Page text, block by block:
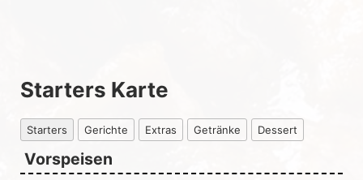
Starters Karte
Starters Gerichte Extras Getränke Dessert
Vorspeisen